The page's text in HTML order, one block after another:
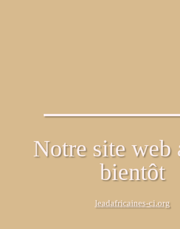
Notre site web
bientôt
leadafricaines-ci.org